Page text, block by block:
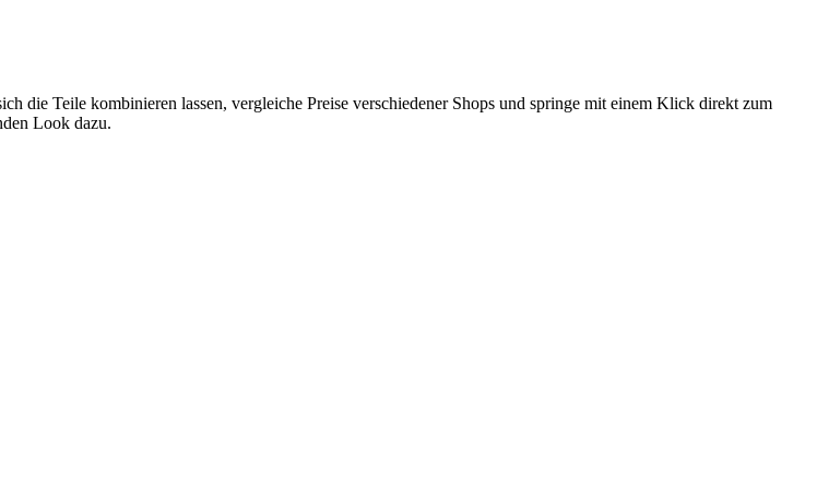
die Teile kombinieren lassen, vergleiche Preise verschiedener Shops und springe mit einem Klick direkt zum
Look dazu.